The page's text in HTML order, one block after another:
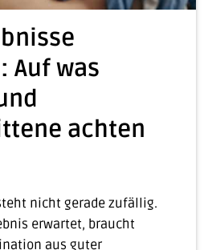
Auf was
achten
nicht gerade zufällig.
erwartet, braucht
aus guter